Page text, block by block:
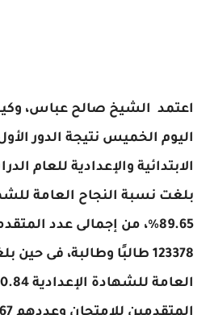
اعتمد الشيخ صالح عباس،
اليوم الخميس نتيجة الدور
بلغت نسبة النجاح العامة
89.65%، من إجمالى عدد
123378 طالبًا وطالبة، فى